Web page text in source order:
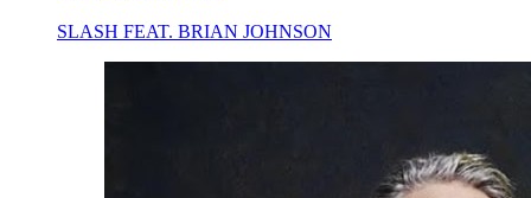
SLASH FEAT. BRIAN JOHNSON